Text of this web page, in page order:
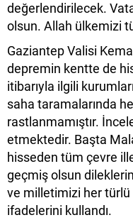
değerlendirilecek.
olsun. Allah ülkemizi
Gaziantep Valisi
depremin kentte de
itibarıyla ilgili
saha taramalarında
rastlanmamıştır.
etmektedir. Başta
hisseden tüm çevre
geçmiş olsun
ve milletimizi her
ifadelerini kullandı.